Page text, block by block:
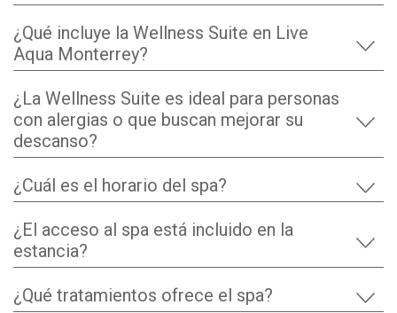
¿Qué incluye la Wellness Suite en Live
Aqua Monterrey?
¿La Wellness Suite es ideal para personas
con alergias o que buscan mejorar su
descanso?
¿Cuál es el horario del spa?
¿El acceso al spa está incluido en la
estancia?
¿Qué tratamientos ofrece el spa?